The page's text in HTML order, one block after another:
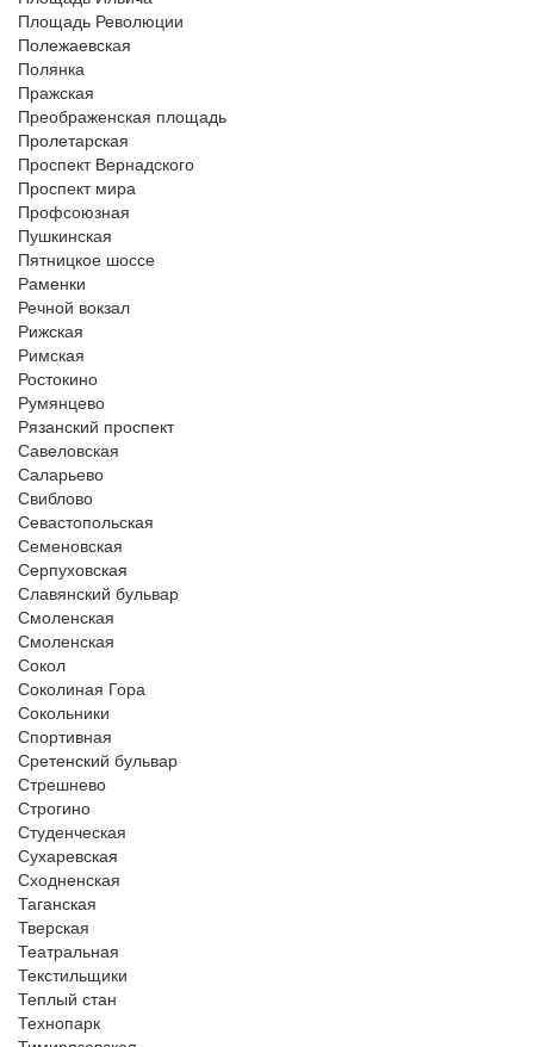
Площадь Революции
Полежаевская
Полянка
Пражская
Преображенская площадь
Пролетарская
Проспект Вернадского
Проспект мира
Профсоюзная
Пушкинская
Пятницкое шоссе
Раменки
Речной вокзал
Рижская
Римская
Ростокино
Румянцево
Рязанский проспект
Савеловская
Саларьево
Свиблово
Севастопольская
Семеновская
Серпуховская
Славянский бульвар
Смоленская
Смоленская
Сокол
Соколиная Гора
Сокольники
Спортивная
Сретенский бульвар
Стрешнево
Строгино
Студенческая
Сухаревская
Сходненская
Таганская
Тверская
Театральная
Текстильщики
Теплый стан
Технопарк